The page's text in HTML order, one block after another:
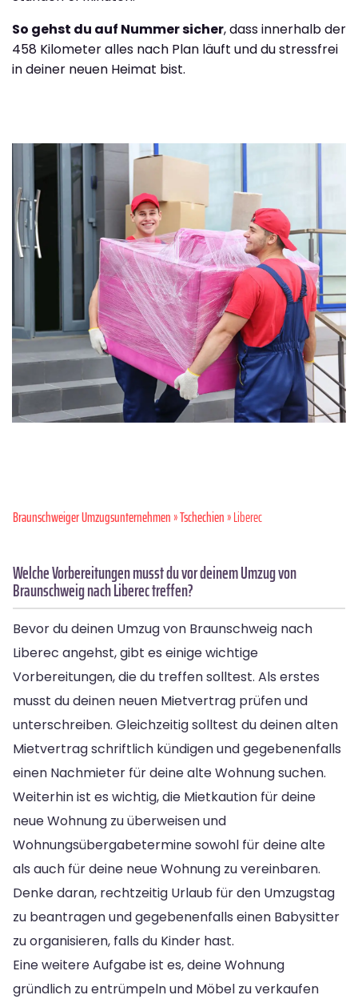
So gehst du auf Nummer sicher, dass innerhalb der
458 Kilometer alles nach Plan läuft und du stressfrei
in deiner neuen Heimat bist.
Braunschweiger Umzugsunternehmen»Tschechien» Liberec
Welche Vorbereitungen musst du vor deinem Umzug von
Braunschweig nach Liberec treffen?
Bevor du deinen Umzug von Braunschweig nach
Liberec angehst, gibt es einige wichtige
Vorbereitungen, die du treffen solltest. Als erstes
musst du deinen neuen Mietvertrag prüfen und
unterschreiben. Gleichzeitig solltest du deinen alten
Mietvertrag schriftlich kündigen und gegebenenfalls
einen Nachmieter für deine alte Wohnung suchen.
Weiterhin ist es wichtig, die Mietkaution für deine
neue Wohnung zu überweisen und
Wohnungsübergabetermine sowohl für deine alte
als auch für deine neue Wohnung zu vereinbaren.
Denke daran, rechtzeitig Urlaub für den Umzugstag
zu beantragen und gegebenenfalls einen Babysitter
zu organisieren, falls du Kinder hast.
Eine weitere Aufgabe ist es, deine Wohnung
gründlich zu entrümpeln und Möbel zu verkaufen